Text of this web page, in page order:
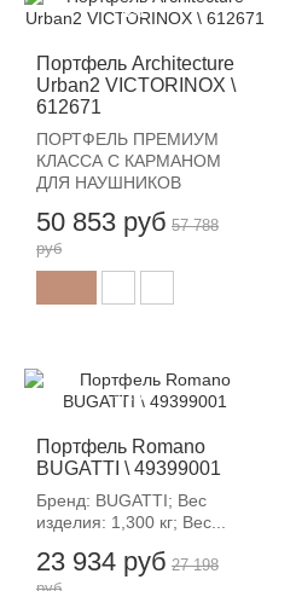
Портфель Architecture
Urban2 VICTORINOX \
612671
ПОРТФЕЛЬ ПРЕМИУМ
КЛАССА С КАРМАНОМ
ДЛЯ НАУШНИКОВ
50 853 руб
-12%
57 788
руб
Портфель Romano
BUGATTI \ 49399001
Бренд: BUGATTI; Вес
изделия: 1,300 кг; Вес...
23 934 руб
-12%
27 198